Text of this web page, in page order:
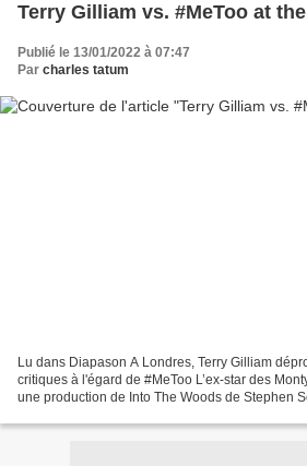
Terry Gilliam vs. #MeToo at
Publié le 13/01/2022 à 07:47
Par charles tatum
Lu dans Diapason A Londres, Terry Gilliam
critiques à l'égard de #MeToo L’ex-star des
une production de Into The Woods de Stephen